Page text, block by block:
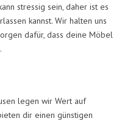
stressig sein, daher ist es
kannst. Wir halten uns
dafür, dass deine Möbel
legen wir Wert auf
dir einen günstigen